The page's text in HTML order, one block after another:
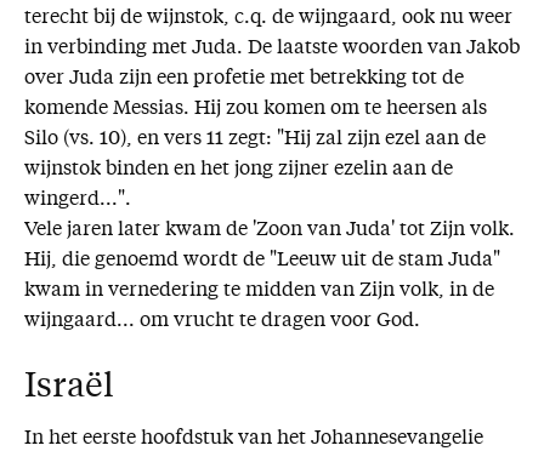
terecht bij de wijnstok, c.q. de wijngaard, ook nu weer
in verbinding met Juda. De laatste woorden van Jakob
over Juda zijn een profetie met betrekking tot de
komende Messias. Hij zou komen om te heersen als
Silo (vs. 10), en vers 11 zegt: "Hij zal zijn ezel aan de
wijnstok binden en het jong zijner ezelin aan de
wingerd...".
Vele jaren later kwam de 'Zoon van Juda' tot Zijn volk.
Hij, die genoemd wordt de "Leeuw uit de stam Juda"
kwam in vernedering te midden van Zijn volk, in de
wijngaard... om vrucht te dragen voor God.
Israël
In het eerste hoofdstuk van het Johannesevangelie